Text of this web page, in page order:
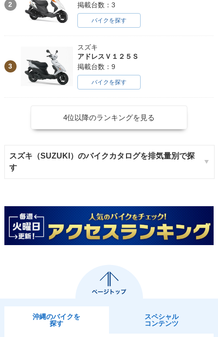
2
掲載台数：3
バイクを探す
3
スズキ
アドレスＶ１２５Ｓ
掲載台数：9
バイクを探す
4位以降のランキングを見る
スズキ（SUZUKI）のバイクカタログを排気量別で探
す
沖縄のバイクを
探す
スペシャル
コンテンツ